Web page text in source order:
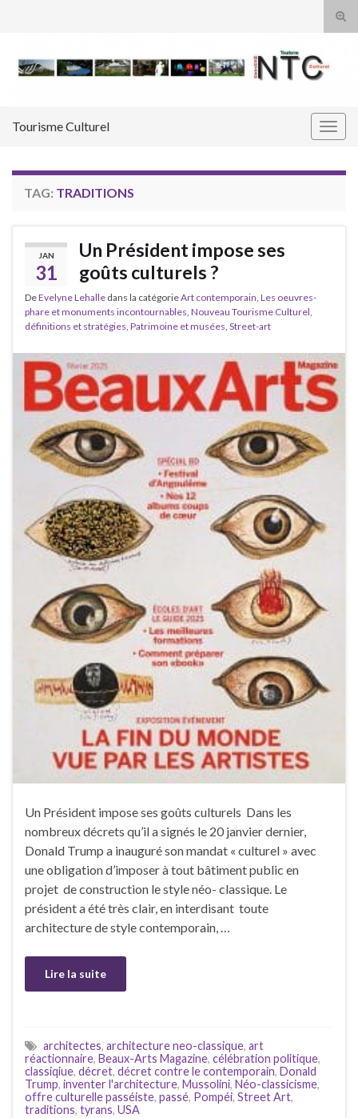
Tourisme Culturel
TAG: TRADITIONS
JAN
31
Un Président impose ses
goûts culturels ?
DeEvelyne Lehalle dans la catégorieArt contemporain, Les oeuvres-
phare et monuments incontournables, Nouveau Tourisme Culturel,
définitions et stratégies, Patrimoine et musées, Street-art
Un Président impose ses goûts culturels Dans les
nombreux décrets qu’il a signés le 20 janvier dernier,
Donald Trump a inauguré son mandat « culturel » avec
une obligation d’imposer à tout bâtiment public en
projet de construction le style néo- classique. Le
président a été très clair, en interdisant toute
architecture de style contemporain, …
Lire la suite
architectes, architecture neo-classique, art
réactionnaire, Beaux-Arts Magazine, célébration politique,
classiqiue, décret, décret contre le contemporain, Donald
Trump, inventer l'architecture, Mussolini, Néo-classicisme,
offre culturelle passéiste, passé, Pompéi, Street Art,
traditions, tyrans, USA